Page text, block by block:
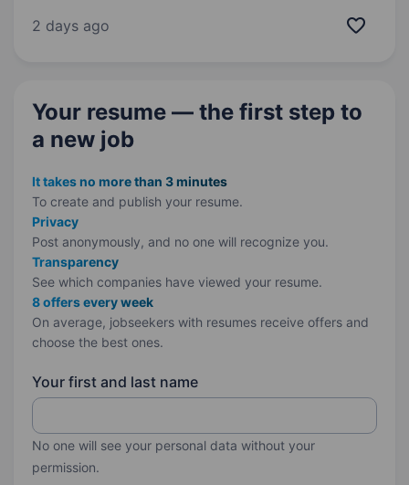
досліджень, запрошує на роботубіолога,
2 days ago
Your resume — the first step to
a new job
It takes no more than 3 minutes
To create and publish your resume.
Privacy
Post anonymously, and no one will recognize you.
Transparency
See which companies have viewed your resume.
8 offers every week
On average, jobseekers with resumes receive offers and
choose the best ones.
Your first and last name
No one will see your personal data without your
permission.